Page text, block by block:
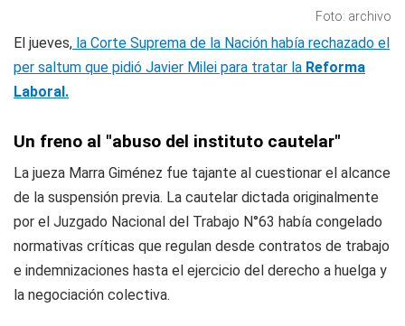
Foto: archivo
El jueves, la Corte Suprema de la Nación había rechazado el
per saltum que pidió Javier Milei para tratar la Reforma
Laboral.
Un freno al "abuso del instituto cautelar"
La jueza Marra Giménez fue tajante al cuestionar el alcance
de la suspensión previa. La cautelar dictada originalmente
por el Juzgado Nacional del Trabajo N°63 había congelado
normativas críticas que regulan desde contratos de trabajo
e indemnizaciones hasta el ejercicio del derecho a huelga y
la negociación colectiva.